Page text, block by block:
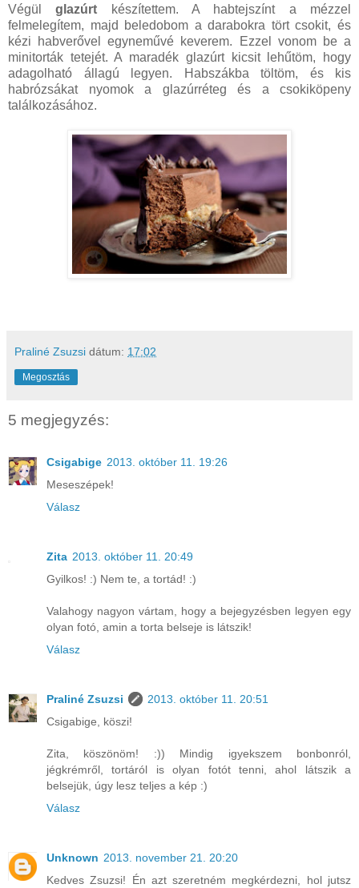
Végülglazúrt készítettem. A habtejszínt a mézzel
felmelegítem, majd beledobom a darabokra tört csokit, és
kézi habverővel egyneművé keverem. Ezzel vonom be a
minitorták tetejét. A maradék glazúrt kicsit lehűtöm, hogy
adagolható állagú legyen. Habszákba töltöm, és kis
habrózsákat nyomok a glazúrréteg és a csokiköpeny
találkozásához.
Praliné Zsuzsi dátum: 17:02
Megosztás
5 megjegyzés:
Csigabige 2013. október 11. 19:26
Meseszépek!
Válasz
Zita 2013. október 11. 20:49
Gyilkos! :) Nem te, a tortád! :)
Valahogy nagyon vártam, hogy a bejegyzésben legyen egy
olyan fotó, amin a torta belseje is látszik!
Válasz
Praliné Zsuzsi
2013. október 11. 20:51
Csigabige, köszi!
Zita, köszönöm! :)) Mindig igyekszem bonbonról,
jégkrémről, tortáról is olyan fotót tenni, ahol látszik a
belsejük, úgy lesz teljes a kép :)
Válasz
Unknown 2013. november 21. 20:20
Kedves Zsuzsi! Én azt szeretném megkérdezni, hol jutsz